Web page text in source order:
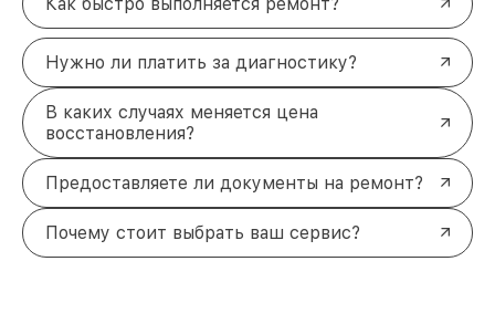
Нужно ли платить за диагностику?
В каких случаях меняется цена
восстановления?
Предоставляете ли документы на ремонт?
Почему стоит выбрать ваш сервис?